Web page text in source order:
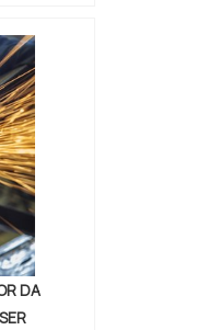
A
por ter:
Rigoroso
preço;
focando
na
prezar
ótima
o
com seus
DA